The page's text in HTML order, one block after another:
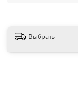
Выбрать